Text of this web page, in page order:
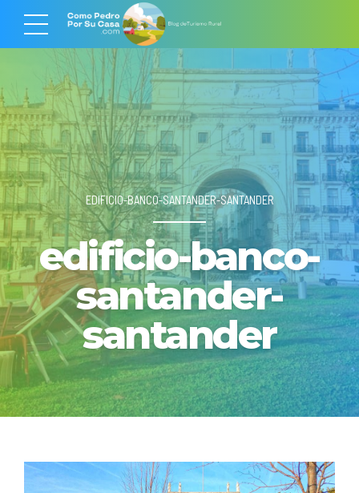
EDIFICIO-BANCO-SANTANDER-SANTANDER
edificio-banco-
santander-
santander